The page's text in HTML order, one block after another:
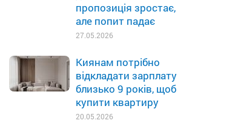
пропозиція зростає,
але попит падає
27.05.2026
Киянам потрібно
відкладати зарплату
близько 9 років, щоб
купити квартиру
20.05.2026